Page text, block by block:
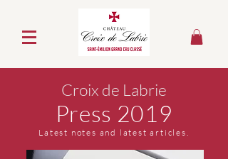
Croix de Labrie
Press 2019
Latest notes and latest articles.